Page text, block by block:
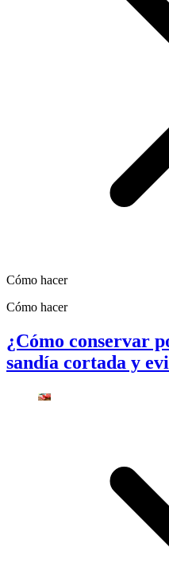
Cómo hacer
Cómo hacer
¿Cómo conservar
sandía cortada y